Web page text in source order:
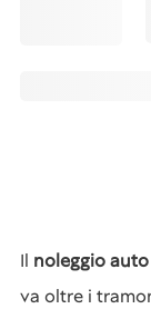
Il noleggio
va oltre i